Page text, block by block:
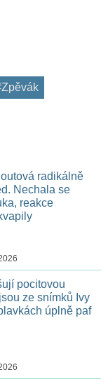
radikálně
Nechala se
reakce
pocitovou
ze snímků Ivy
úplně paf